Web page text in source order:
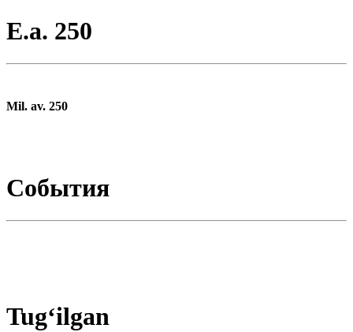
E.a. 250
Mil. av. 250
События
Tugʻilgan